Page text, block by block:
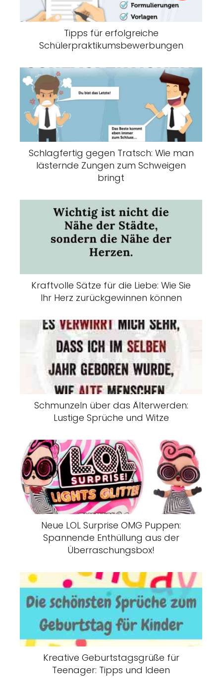
Tipps für erfolgreiche
Schülerpraktikumsbewerbungen
Schlagfertig gegen Tratsch: Wie man
lästernde Zungen zum Schweigen
bringt
Kraftvolle Sätze für die Liebe: Wie Sie
Ihr Herz zurückgewinnen können
Schmunzeln über das Älterwerden:
Lustige Sprüche und Witze
Neue LOL Surprise OMG Puppen:
Spannende Enthüllung aus der
Überraschungsbox!
Kreative Geburtstagsgrüße für
Teenager: Tipps und Ideen